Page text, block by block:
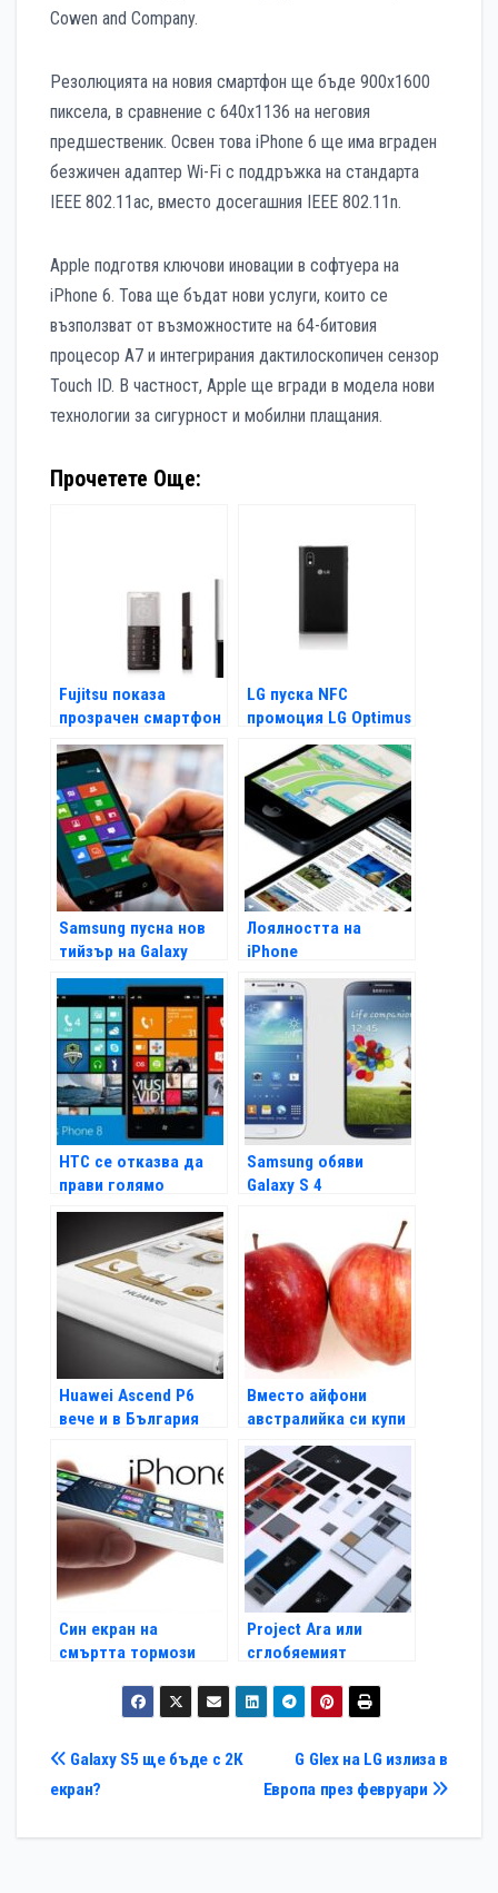
Cowen and Company.
Резолюцията на новия смартфон ще бъде 900х1600
пиксела, в сравнение с 640х1136 на неговия
предшественик. Освен това iPhone 6 ще има вграден
безжичен адаптер Wi-Fi с поддръжка на стандарта
IEEE 802.11ac, вместо досегашния IEEE 802.11n.
Apple подготвя ключови иновации в софтуера на
iPhone 6. Това ще бъдат нови услуги, които се
възползват от възможностите на 64-битовия
процесор A7 и интегрирания дактилоскопичен сензор
Touch ID. В частност, Apple ще вгради в модела нови
технологии за сигурност и мобилни плащания.
Прочетете Още:
Fujitsu показа
прозрачен смартфон
LG пуска NFC
промоция LG Optimus
Samsung пусна нов
тийзър на Galaxy
Note II
Лоялността на
iPhone
собствениците
спадна за първи път
HTC се отказва да
прави голямо
Windows Phone
Samsung обяви
Galaxy S 4
Huawei Ascend P6
вече и в България
Вместо айфони
австралийка си купи
две ябълки за $1500
Син екран на
смъртта тормози
iPhone 5S
Project Ara или
сглобяемият
бъдещето
Навигация
G Glex на LG излиза в
Европа през февруари
Galaxy S5 ще бъде с 2К
екран?